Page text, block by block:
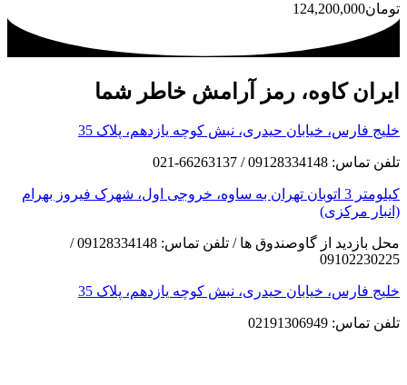
تومان124,200,000
ایران کاوه، رمز آرامش خاطر شما
خلیج فارس، خیابان حیدری، نبش کوچه یازدهم، پلاک 35
تلفن تماس: 09128334148 / 66263137-021
کیلومتر 3 اتوبان تهران به ساوه، خروجی اول، شهرک فیروز بهرام
(انبار مرکزی)
محل بازدید از گاوصندوق ها / تلفن تماس: 09128334148 /
09102230225
خلیج فارس، خیابان حیدری، نبش کوچه یازدهم، پلاک 35
تلفن تماس: 02191306949